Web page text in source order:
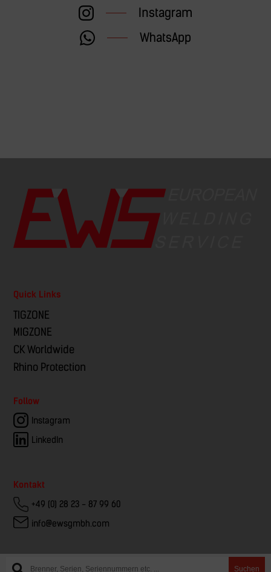
Suchen
Instagram
WhatsApp
Quick Links
TIGZONE
MIGZONE
CK Worldwide
Rhino Protection
Follow
Instagram
LinkedIn
Kontakt
+49 (0) 28 23 - 87 99 60
info@ewsgmbh.com